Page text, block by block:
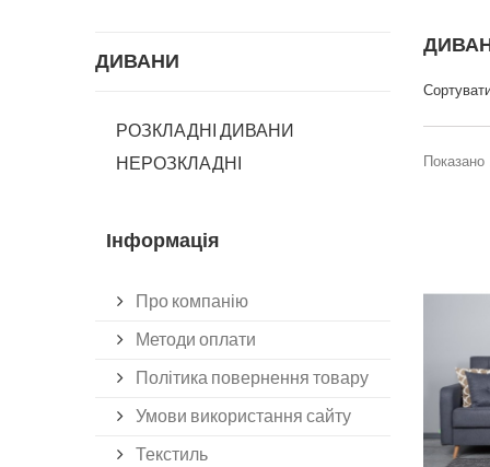
ДИВАНИ
РОЗКЛАДНІ ДИВАНИ
НЕРОЗКЛАДНІ
Інформація
Про компанію
Методи оплати
Політика повернення товару
Умови використання сайту
Текстиль
Показано